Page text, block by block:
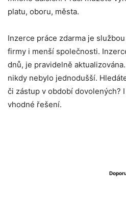
platu, oboru, města.
Inzerce práce zdarma je
firmy i menší společnosti.
dnů, je pravidelně
nikdy nebylo jednodušší.
či zástup v období dovolených?
vhodné řešení.